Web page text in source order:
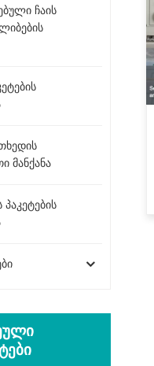
ჩაის
მანქანა